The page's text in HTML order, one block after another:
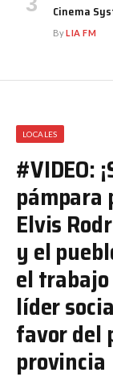
Cinema
ByLIA FM
LOCALES
#VIDEO:
pámpara
Elvis
y el
el
líder
favor del
provincia